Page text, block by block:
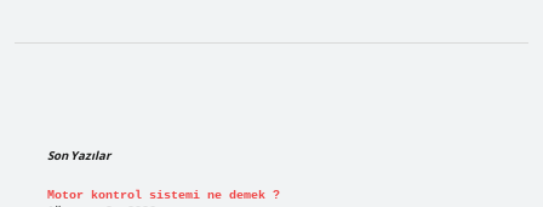
Son Yazılar
Motor kontrol sistemi ne demek ?